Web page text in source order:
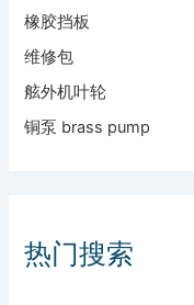
橡胶挡板
维修包
舷外机叶轮
铜泵 brass pump
热门搜索